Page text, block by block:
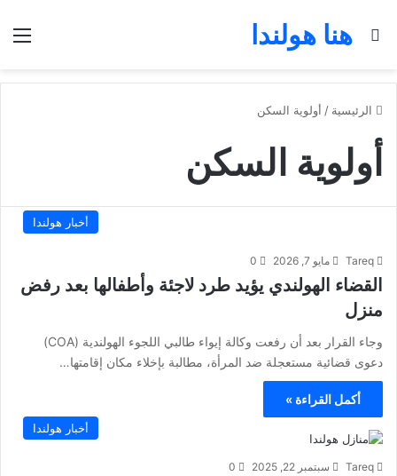
هنا هولندا
بحث عن
الرئيسية / أولوية السكن
أولوية السكن
أخبار هولندا
Tareq مايو 7, 2026 0
القضاء الهولندي يؤيد طرد لاجئة وأطفالها بعد رفض
منزل
وجاء القرار بعد أن رفعت وكالة إيواء طالبي اللجوء الهولندية (COA)
دعوى قضائية مستعجلة ضد المرأة، مطالبة بإخلاء مكان إقامتها…
أكمل القراءة »
أخبار هولندا
Tareq سبتمبر 22, 2025 0